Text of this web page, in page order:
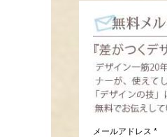
メールアドレス *